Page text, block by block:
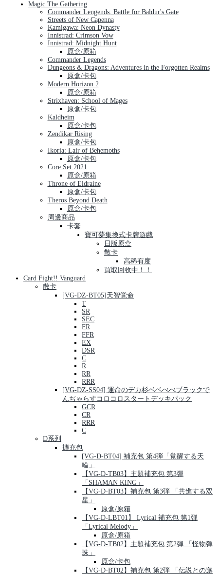
Magic The Gathering
Commander Lengends: Battle for Baldur's Gate
Streets of New Capenna
Kamigawa: Neon Dynasty
Innistrad: Crimson Vow
Innistrad: Midnight Hunt
原盒/原箱
Commander Legends
Dungeons & Dragons: Adventures in the Forgotten Realms
原盒/卡包
Modern Horizon 2
原盒/原箱
Strixhaven: School of Mages
原盒/卡包
Kaldheim
原盒/卡包
Zendikar Rising
原盒/卡包
Ikoria: Lair of Behemoths
原盒/卡包
Core Set 2021
原盒/原箱
Throne of Eldraine
原盒/卡包
Theros Beyond Death
原盒/卡包
周邊商品
卡套
寶可夢集換式卡牌遊戲
日版原盒
散卡
高稀有度
買取回收中！！
Card Fight!! Vanguard
散卡
[VG-DZ-BT05]天智覚命
T
SR
SEC
FR
FFR
EX
DSR
C
R
RR
RRR
[VG-DZ-SS04] 運命のデカ杉ベベべべブラックで
んぢゃらすコロコロスタートデッキパック
GCR
CR
RRR
C
D系列
擴充包
[VG-D-BT04] 補充包 第4弾「覚醒する天
輪」
【VG-D-TB03】主題補充包 第3彈
「SHAMAN KING」
【VG-D-BT03】補充包 第3弾 「共進する双
星」
原盒/原箱
【VG-D-LBT01】 Lyrical 補充包 第1弾
「Lyrical Melody」
原盒/原箱
【VG-D-TB02】主題補充包 第2弾 「怪物彈
珠」
原盒/卡包
【VG-D-BT02】補充包 第2弾 「伝説との邂